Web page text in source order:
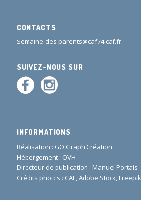
CONTACTS
Semaine-des-parents@caf74.caf.fr
SUIVEZ-NOUS SUR
INFORMATIONS
Réalisation : GO.Graph Création
Hébergement : OVH
Directeur de publication : Manuel Portais
Crédits photos : CAF, Adobe Stock, Freepik